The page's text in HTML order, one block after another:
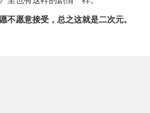
不愿意接受，总之这就是二次元。